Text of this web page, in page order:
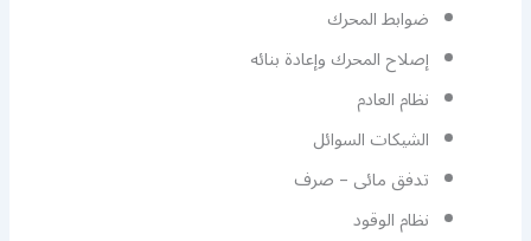
ضوابط المحرك
إصلاح المحرك وإعادة بنائه
نظام العادم
الشيكات السوائل
تدفق مائى – صرف
نظام الوقود